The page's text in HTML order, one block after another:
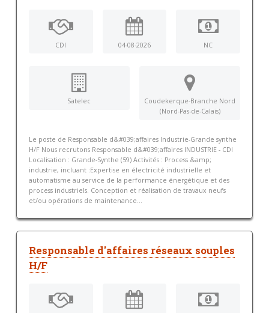
CDI 04-08-2026 NC
Satelec
Coudekerque-Branche Nord
(Nord-Pas-de-Calais)
Le poste de Responsable d&#039;affaires Industrie-Grande synthe
H/F Nous recrutons Responsable d&#039;affaires INDUSTRIE - CDI
Localisation : Grande-Synthe (59) Activités : Process &amp;
industrie, incluant :Expertise en électricité industrielle et
automatisme au service de la performance énergétique et des
process industriels. Conception et réalisation de travaux neufs
et/ou opérations de maintenance...
Responsable d'affaires réseaux souples
H/F